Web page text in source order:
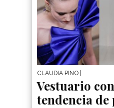
CLAUDIA PINO
Vestuario
tendencia de